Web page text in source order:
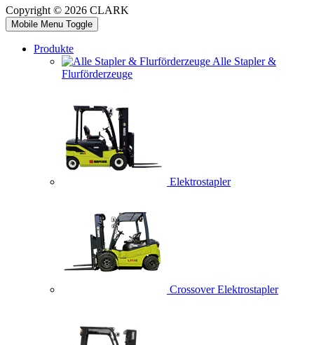
Copyright © 2026 CLARK
Mobile Menu Toggle
Produkte
Alle Stapler &
Flurförderzeuge
Elektrostapler
Crossover Elektrostapler